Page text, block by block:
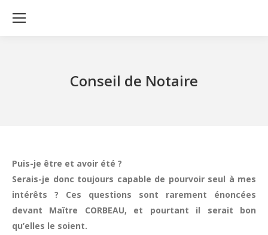
Conseil de Notaire
Puis-je être et avoir été ?
Serais-je donc toujours capable de pourvoir seul à mes
intérêts ? Ces questions sont rarement énoncées
devant Maître CORBEAU, et pourtant il serait bon
qu’elles le soient.